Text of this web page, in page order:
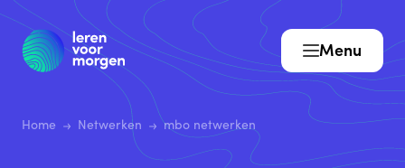
Menu
Home Netwerken mbo netwerken